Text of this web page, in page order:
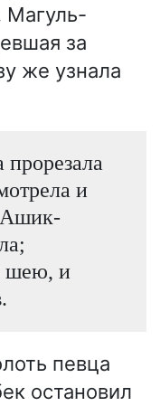
Магуль-
за
же узнала
и
Ашик-
шею, и
певца
остановил